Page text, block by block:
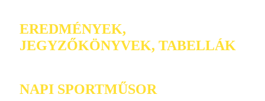
EREDMÉNYEK,
JEGYZŐKÖNYVEK, TABELLÁK
NAPI SPORTMŰSOR